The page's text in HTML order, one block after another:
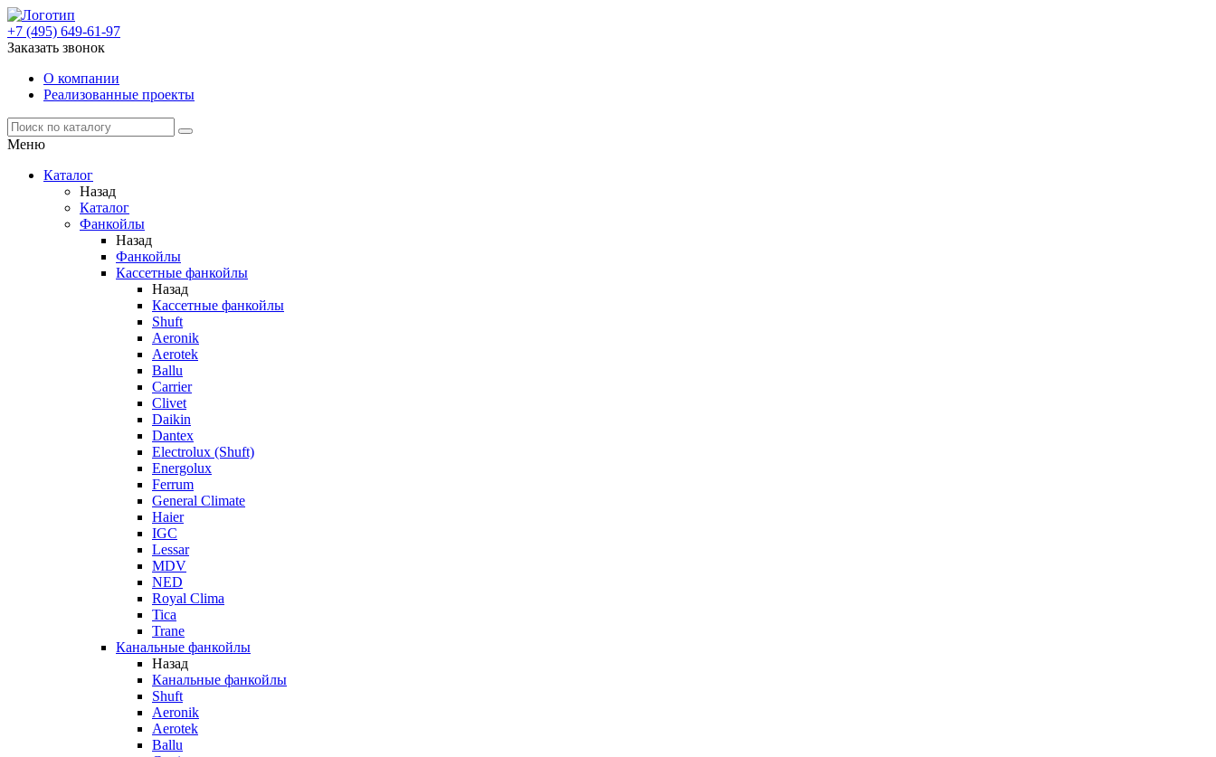
+7 (495) 649-61-97
Заказать звонок
О компании
Реализованные проекты
Меню
Каталог
Назад
Каталог
Фанкойлы
Назад
Фанкойлы
Кассетные фанкойлы
Назад
Кассетные фанкойлы
Shuft
Aeronik
Aerotek
Ballu
Carrier
Clivet
Daikin
Dantex
Electrolux (Shuft)
Energolux
Ferrum
General Climate
Haier
IGC
Lessar
MDV
NED
Royal Clima
Tica
Trane
Канальные фанкойлы
Назад
Канальные фанкойлы
Shuft
Aeronik
Aerotek
Ballu